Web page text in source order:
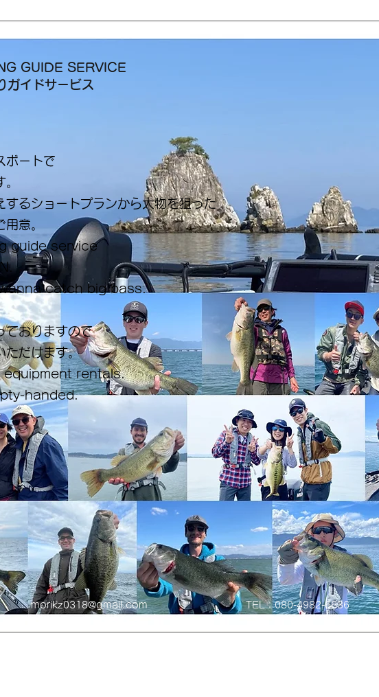
GUIDE SERVICE
ガイドサービス
ボートで
するショートプランから大物を狙った
意。
guide service
catch big bass.
ておりますので
ただけます。
equipment rentals.
handed.
morikz0318@gmail.com TEL：080-4982-6636